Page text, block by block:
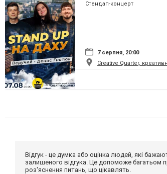
Стендап-концерт
7 серпня, 20:00
Creative Quarter,
Відгук - це думка або оцінка людей, які
залишеного відгука. Це допоможе багатьом
роз'яснення питань, що цікавлять.